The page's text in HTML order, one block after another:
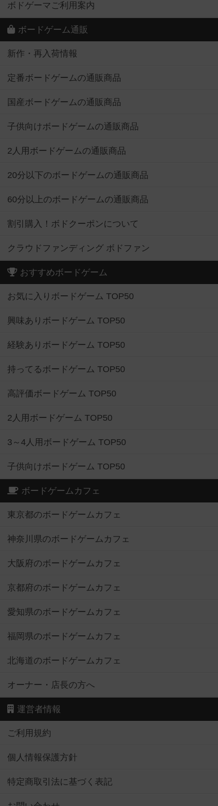
ボドゲーマご利用案内
ボードゲーム通販
新作・再入荷情報
定番ボードゲームの通販商品
国産ボードゲームの通販商品
子供向けボードゲームの通販商品
2人用ボードゲームの通販商品
20分以下のボードゲームの通販商品
60分以上のボードゲームの通販商品
割引購入！ボドクーポンについて
クラウドファンディング ボドファン
おすすめボードゲーム
お気に入りボードゲーム TOP50
興味ありボードゲーム TOP50
経験ありボードゲーム TOP50
持ってるボードゲーム TOP50
高評価ボードゲーム TOP50
2人用ボードゲーム TOP50
3～4人用ボードゲーム TOP50
子供向けボードゲーム TOP50
ボードゲームカフェ
東京都のボードゲームカフェ
神奈川県のボードゲームカフェ
大阪府のボードゲームカフェ
京都府のボードゲームカフェ
愛知県のボードゲームカフェ
福岡県のボードゲームカフェ
北海道のボードゲームカフェ
オーナー・店長の方へ
運営者情報
ご利用規約
個人情報保護方針
特定商取引法に基づく表記